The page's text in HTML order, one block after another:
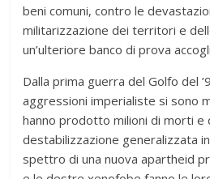
beni comuni, contro le
militarizzazione dei territori e
un’ulteriore banco di prova
Dalla prima guerra del Golfo del
aggressioni imperialiste si sono
hanno prodotto milioni di morti e
destabilizzazione generalizzata
spettro di una nuova apartheid